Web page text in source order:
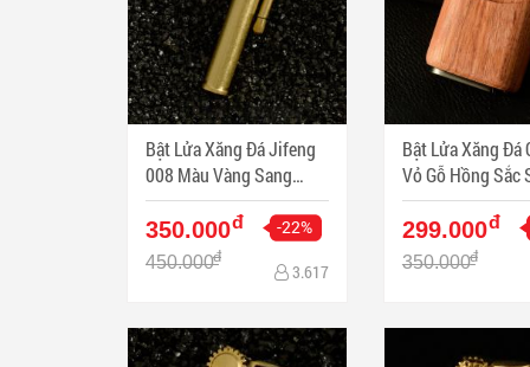
Bật Lửa Xăng Đá Jifeng
008 Màu Vàng Sang
Trọng
350.000đ -22%
450.000đ
3.617
Bật Lửa Xăng Đá
Vỏ Gỗ Hồng Sắc
Trọng
299.000đ
350.000đ